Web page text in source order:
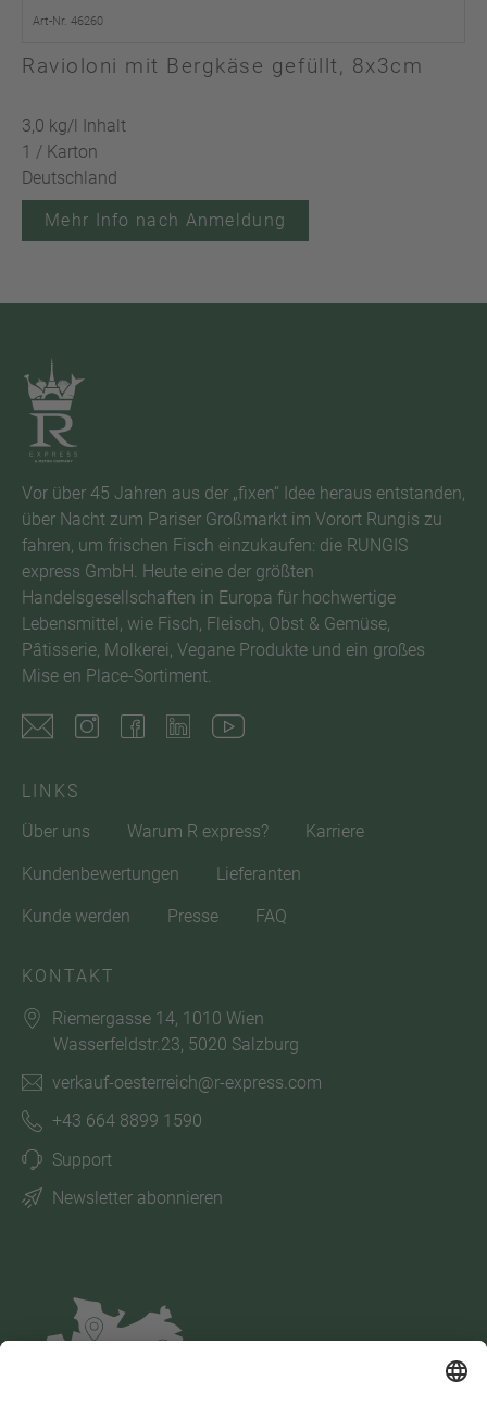
Art-Nr. 46260
Ravioloni mit Bergkäse gefüllt, 8x3cm
3,0 kg/l Inhalt
1 / Karton
Deutschland
Mehr Info nach Anmeldung
Vor über 45 Jahren aus der „fixen“ Idee heraus entstanden,
über Nacht zum Pariser Großmarkt im Vorort Rungis zu
fahren, um frischen Fisch einzukaufen: die RUNGIS
express GmbH. Heute eine der größten
Handelsgesellschaften in Europa für hochwertige
Lebensmittel, wie Fisch, Fleisch, Obst & Gemüse,
Pâtisserie, Molkerei, Vegane Produkte und ein großes
Mise en Place-Sortiment.
LINKS
Über uns
Warum R express? Karriere
Kundenbewertungen Lieferanten
Kunde werden Presse FAQ
KONTAKT
Riemergasse 14, 1010 Wien
Wasserfeldstr.23, 5020 Salzburg
verkauf-oesterreich@r-express.com
+43 664 8899 1590
Support
Newsletter abonnieren